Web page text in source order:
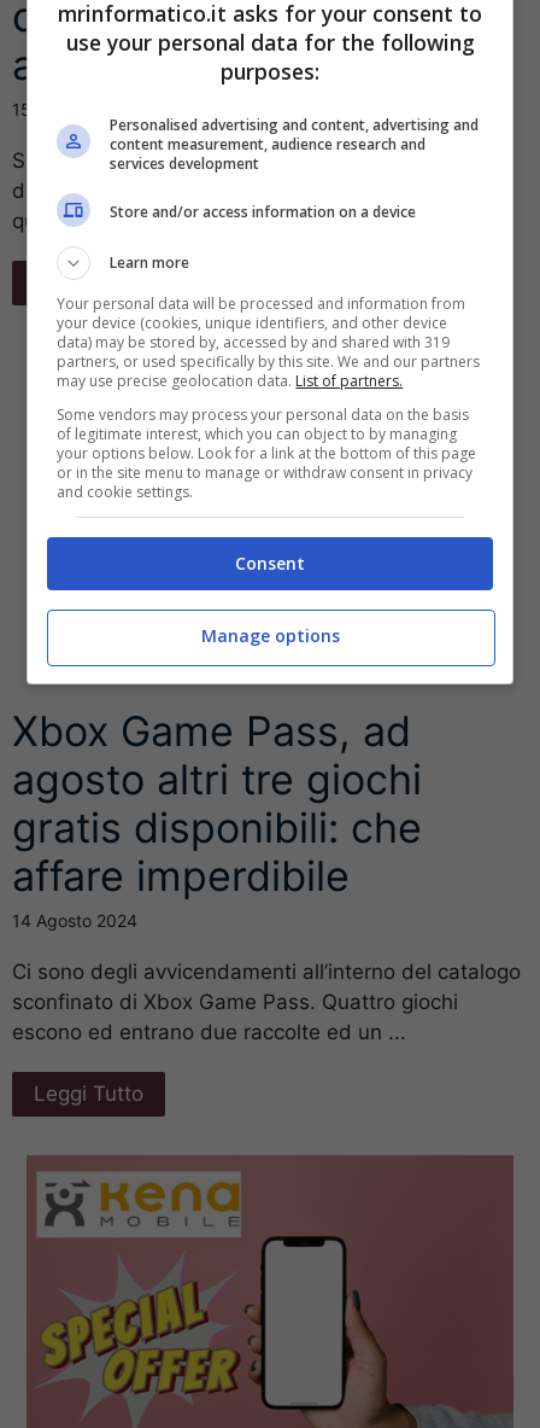
cosa ci possiamo
aspettare
15 Agosto 2024
Sono tanti i cambiamenti che le prossime iterazioni
del nuovo dispositivo Apple presenteranno. Per
quando è fissata la data del lancio ...
Leggi Tutto
Xbox Game Pass, ad
agosto altri tre giochi
gratis disponibili: che
affare imperdibile
14 Agosto 2024
Ci sono degli avvicendamenti all’interno del catalogo
sconfinato di Xbox Game Pass. Quattro giochi
escono ed entrano due raccolte ed un ...
Leggi Tutto
mrinformatico.it asks for your consent to
use your personal data for the following
purposes:
Personalised advertising and content, advertising and
content measurement, audience research and
services development
Store and/or access information on a device
Learn more
Your personal data will be processed and information from
your device (cookies, unique identifiers, and other device
data) may be stored by, accessed by and shared with 319
partners, or used specifically by this site. We and our partners
may use precise geolocation data. List of partners.
Some vendors may process your personal data on the basis
of legitimate interest, which you can object to by managing
your options below. Look for a link at the bottom of this page
or in the site menu to manage or withdraw consent in privacy
and cookie settings.
Consent
Manage options